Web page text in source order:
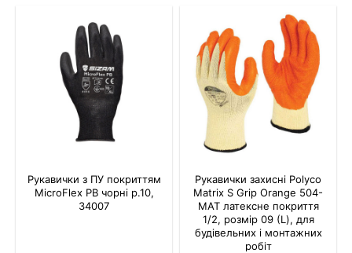
Рукавички з ПУ покриттям
MicroFlex PB чорні р.10,
34007
Рукавички захисні Polyco
Matrix S Grip Orange 504-
MAT латексне покриття
1/2, розмір 09 (L), для
будівельних і монтажних
робіт